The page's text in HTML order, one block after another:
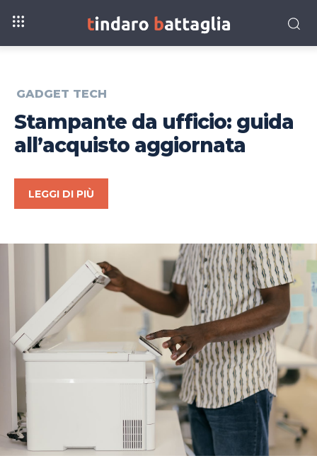
GADGET TECH
Stampante da ufficio: guida
all’acquisto aggiornata
LEGGI DI PIÙ